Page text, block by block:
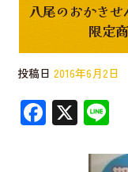
八尾のおかき
限定
投稿日 2016年6月2日
F
ac
X
e